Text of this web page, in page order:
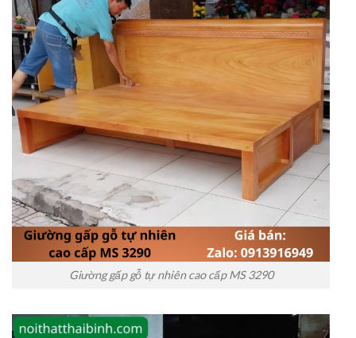
Giường gấp gỗ tự nhiên cao cấp MS 3290